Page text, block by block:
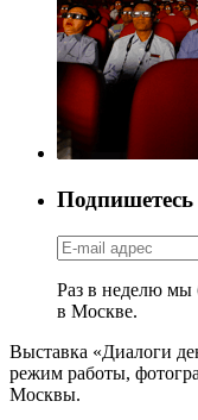
Раз в неделю мы
в Москве.
Выставка «Диалоги
режим работы,
Москвы.